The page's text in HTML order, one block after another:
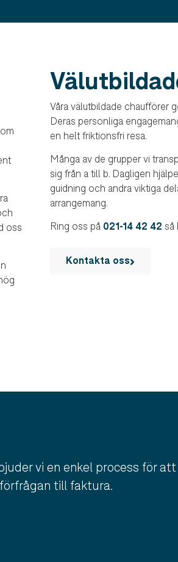
oss
Våra välutbildade chaufförer
Deras personliga
en helt friktionsfri resa.
Många av de grupper vi
sig från a till b. Dagligen
guidning och andra viktiga
arrangemang.
Ring oss på 021-14 42 42 så
Kontakta oss
vi en enkel process för att
till faktura.